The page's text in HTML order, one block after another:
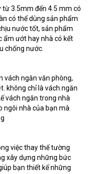
3.5mm đến 4.5 mm có
có thể dùng sản phẩm
nước tốt, sản phẩm
ẩm ướt hay nhà có kết
chống nước.
vách ngăn văn phòng,
không chỉ là vách ngăn
vách ngăn trong nhà
ngôi nhà của bạn mà
việc thay thế tường
xây dựng những bức
bạn thiết kế những